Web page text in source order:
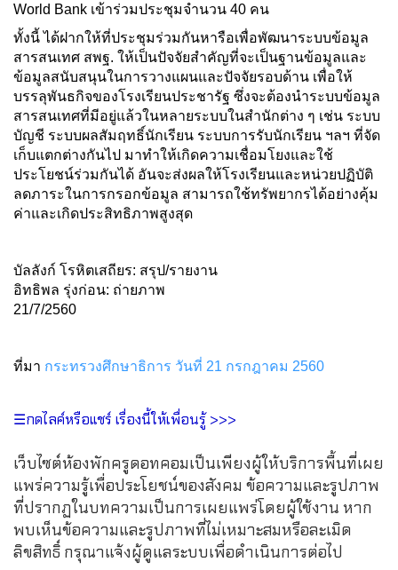
World Bank เข้าร่วมประชุมจำนวน 40 คน
ทั้งนี้ ได้ฝากให้ที่ประชุมร่วมกันหารือเพื่อพัฒนาระบบข้อมูล
สารสนเทศ สพฐ. ให้เป็นปัจจัยสำคัญที่จะเป็นฐานข้อมูลและ
ข้อมูลสนับสนุนในการวางแผนและปัจจัยรอบด้าน เพื่อให้
บรรลุพันธกิจของโรงเรียนประชารัฐ ซึ่งจะต้องนำระบบข้อมูล
สารสนเทศที่มีอยู่แล้วในหลายระบบในสำนักต่าง ๆ เช่น ระบบ
บัญชี ระบบผลสัมฤทธิ์นักเรียน ระบบการรับนักเรียน ฯลฯ ที่จัด
เก็บแตกต่างกันไป มาทำให้เกิดความเชื่อมโยงและใช้
ประโยชน์ร่วมกันได้ อันจะส่งผลให้โรงเรียนและหน่วยปฏิบัติ
ลดภาระในการกรอกข้อมูล สามารถใช้ทรัพยากรได้อย่างคุ้ม
ค่าและเกิดประสิทธิภาพสูงสุด
บัลลังก์ โรหิตเสถียร: สรุป/รายงาน
อิทธิพล รุ่งก่อน: ถ่ายภาพ
21/7/2560
ที่มา กระทรวงศึกษาธิการ วันที่ 21 กรกฎาคม 2560
☰กดไลค์หรือแชร์ เรื่องนี้ให้เพื่อนรู้ >>>
เว็บไซต์ห้องพักครูดอทคอมเป็นเพียงผู้ให้บริการพื้นที่เผย
แพร่ความรู้เพื่อประโยชน์ของสังคม ข้อความและรูปภาพ
ที่ปรากฏในบทความเป็นการเผยแพร่โดยผู้ใช้งาน หาก
พบเห็นข้อความและรูปภาพที่ไม่เหมาะสมหรือละเมิด
ลิขสิทธิ์ กรุณาแจ้งผู้ดูแลระบบเพื่อดำเนินการต่อไป